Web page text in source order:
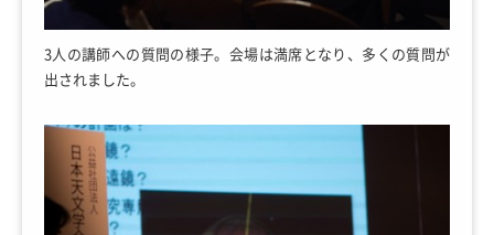
3人の講師への質問の様子。会場は満席となり、多くの質問が
出されました。